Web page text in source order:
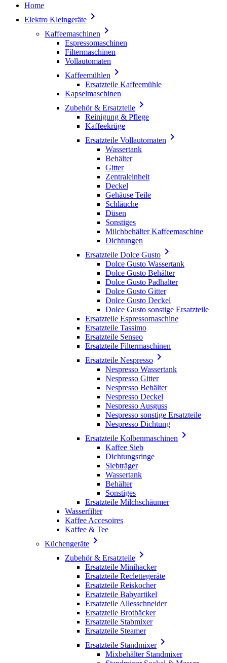
Home
Elektro Kleingeräte 
Kaffeemaschinen 
Espressomaschinen
Filtermaschinen
Vollautomaten
Kaffeemühlen 
Ersatzteile Kaffeemühle
Kapselmaschinen
Zubehör & Ersatzteile 
Reinigung & Pflege
Kaffeekrüge
Ersatzteile Vollautomaten 
Wassertank
Behälter
Gitter
Zentraleinheit
Deckel
Gehäuse Teile
Schläuche
Düsen
Sonstiges
Milchbehälter Kaffeemaschine
Dichtungen
Ersatzteile Dolce Gusto 
Dolce Gusto Wassertank
Dolce Gusto Behälter
Dolce Gusto Padhalter
Dolce Gusto Gitter
Dolce Gusto Deckel
Dolce Gusto sonstige Ersatzteile
Ersatzteile Espressomaschine
Ersatzteile Tassimo
Ersatzteile Senseo
Ersatzteile Filtermaschinen
Ersatzteile Nespresso 
Nespresso Wassertank
Nespresso Gitter
Nespresso Behälter
Nespresso Deckel
Nespresso Ausguss
Nespresso sonstige Ersatzteile
Nespresso Dichtung
Ersatzteile Kolbenmaschinen 
Kaffee Sieb
Dichtungsringe
Siebträger
Wassertank
Behälter
Sonstiges
Ersatzteile Milchschäumer
Wasserfilter
Kaffee Accesoires
Kaffee & Tee
Küchengeräte 
Zubehör & Ersatzteile 
Ersatzteile Minihacker
Ersatzteile Reclettegeräte
Ersatzteile Reiskocher
Ersatzteile Babyartikel
Ersatzteile Allesschneider
Ersatzteile Brotbäcker
Ersatzteile Stabmixer
Ersatzteile Steamer
Ersatzteile Standmixer
Mixbehälter Standmixer